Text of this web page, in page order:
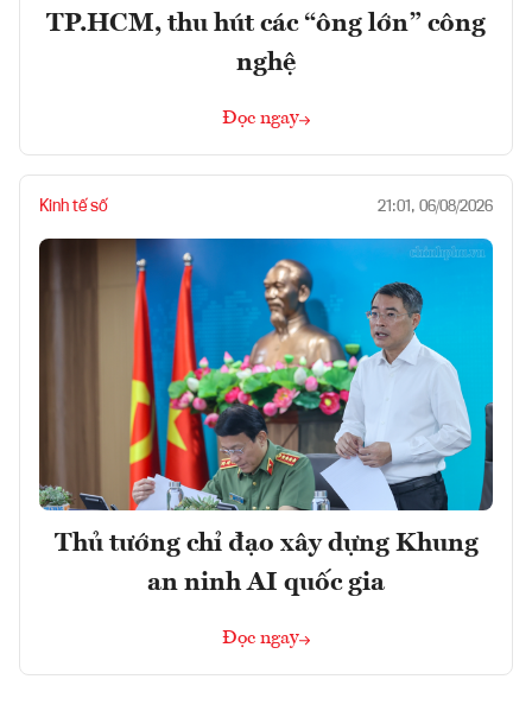
TP.HCM, thu hút các “ông lớn” công
nghệ
Đọc ngay
Kinh tế số 21:01, 06/08/2026
Thủ tướng chỉ đạo xây dựng Khung
an ninh AI quốc gia
Đọc ngay